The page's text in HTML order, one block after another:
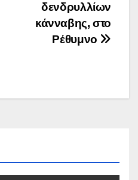
δενδρυλλίων
κάνναβης, στο
Ρέθυμνο